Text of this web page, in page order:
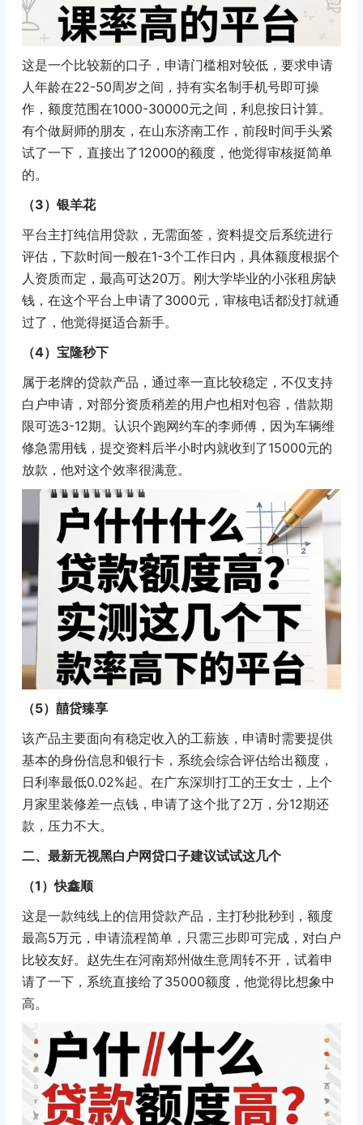
这是一个比较新的口子，申请门槛相对较低，要求申请
人年龄在22-50周岁之间，持有实名制手机号即可操
作，额度范围在1000-30000元之间，利息按日计算。
有个做厨师的朋友，在山东济南工作，前段时间手头紧
试了一下，直接出了12000的额度，他觉得审核挺简单
的。
（3）银羊花
平台主打纯信用贷款，无需面签，资料提交后系统进行
评估，下款时间一般在1-3个工作日内，具体额度根据个
人资质而定，最高可达20万。刚大学毕业的小张租房缺
钱，在这个平台上申请了3000元，审核电话都没打就通
过了，他觉得挺适合新手。
（4）宝隆秒下
属于老牌的贷款产品，通过率一直比较稳定，不仅支持
白户申请，对部分资质稍差的用户也相对包容，借款期
限可选3-12期。认识个跑网约车的李师傅，因为车辆维
修急需用钱，提交资料后半小时内就收到了15000元的
放款，他对这个效率很满意。
（5）囍贷臻享
该产品主要面向有稳定收入的工薪族，申请时需要提供
基本的身份信息和银行卡，系统会综合评估给出额度，
日利率最低0.02%起。在广东深圳打工的王女士，上个
月家里装修差一点钱，申请了这个批了2万，分12期还
款，压力不大。
二、最新无视黑白户网贷口子建议试试这几个
（1）快鑫顺
这是一款纯线上的信用贷款产品，主打秒批秒到，额度
最高5万元，申请流程简单，只需三步即可完成，对白户
比较友好。赵先生在河南郑州做生意周转不开，试着申
请了一下，系统直接给了35000额度，他觉得比想象中
高。